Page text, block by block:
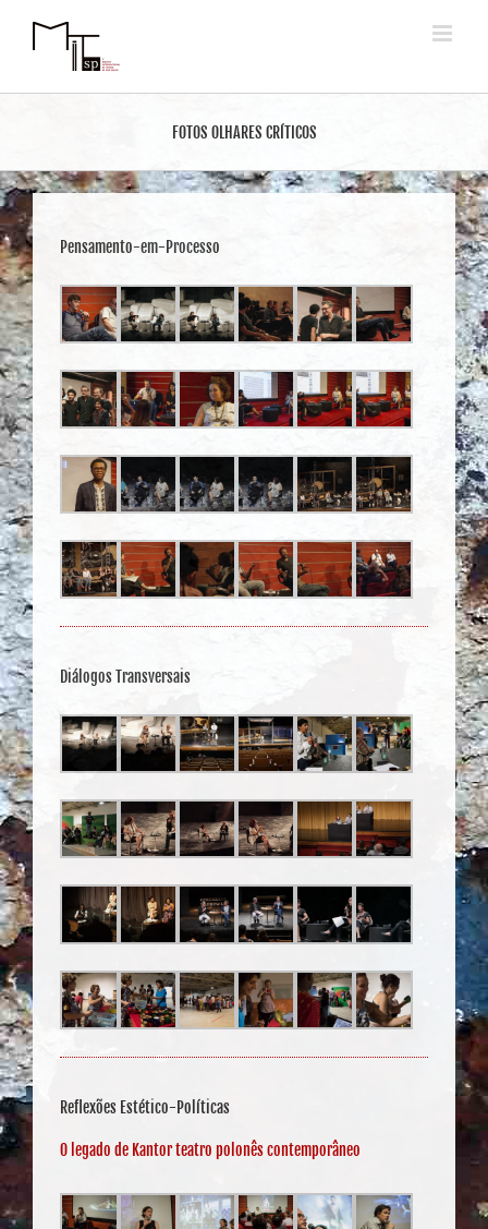
FOTOS OLHARES CRÍTICOS
Pensamento-em-Processo
Diálogos Transversais
Reflexões Estético-Políticas
O legado de Kantor teatro polonês contemporâneo